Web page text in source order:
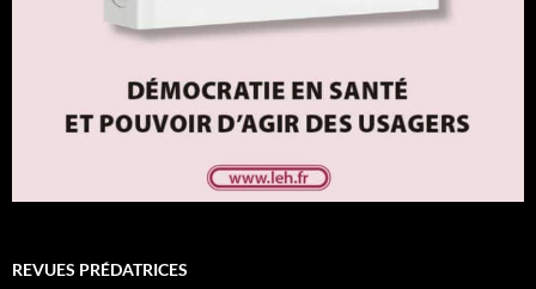
REVUES PRÉDATRICES